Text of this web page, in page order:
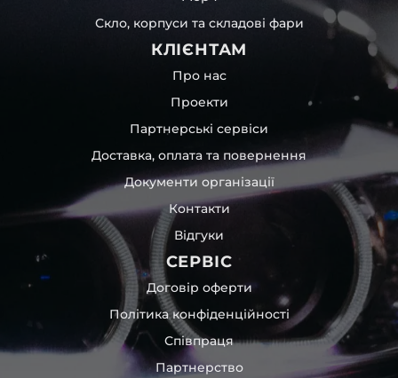
Скло, корпуси та складові фари
КЛІЄНТАМ
Про нас
Проекти
Партнерські сервіси
Доставка, оплата та повернення
Документи організації
Контакти
Відгуки
СЕРВІС
Договір оферти
Політика конфіденційності
Співпраця
Партнерство